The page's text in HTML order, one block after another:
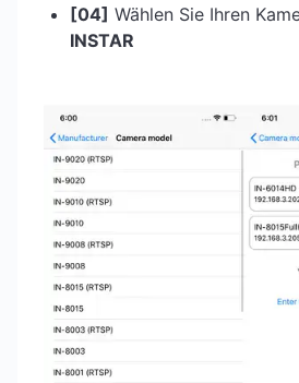
[04] Wählen Sie Ihren
INSTAR